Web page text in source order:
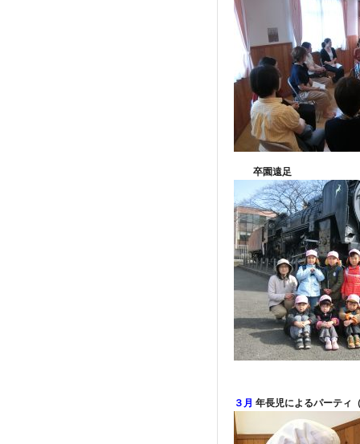
卒園遠足
３月 年長児によるパーティ